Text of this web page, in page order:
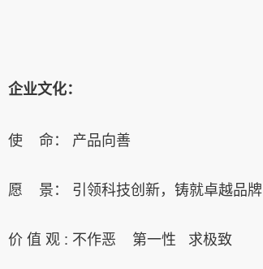
企业文化：
使 命： 产品向善
愿 景： 引领科技创新，铸就卓越品牌
价 值 观 : 不作恶 第一性 求极致